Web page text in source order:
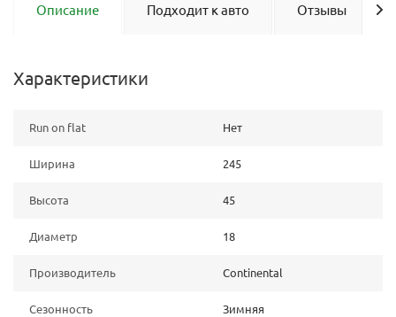
Описание Подходит к авто Отзывы
Характеристики
Run on flat Нет
Ширина 245
Высота 45
Диаметр 18
Производитель Continental
Сезонность Зимняя